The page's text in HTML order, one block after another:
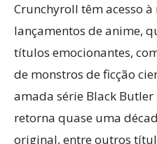
Crunchyroll têm acesso
lançamentos de anime,
títulos emocionantes,
de monstros de ficção
amada série Black Butler
retorna quase uma
original, entre outros